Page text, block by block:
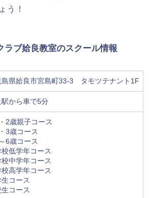
う！
ラブ姶良教室のスクール情報
島県姶良市宮島町33-3 タモツテナント1F
駅から車で5分
2歳親子コース
3歳コース
6歳コース
低学年コース
中学年コース
高学年コース
コース
コース